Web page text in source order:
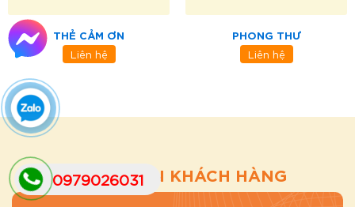
THẺ CẢM ƠN
Liên hệ
PHONG THƯ
Liên hệ
CẢM NHẬN KHÁCH HÀNG
0979026031